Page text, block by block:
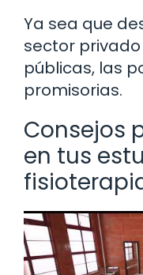
Ya sea que
sector
públicas, las
promisorias.
Consejos
en tus